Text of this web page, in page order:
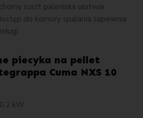
ruszt paleniska ułatwia
do komory spalania zapewnia
piecyka na pellet
Cuma NXS 10
kW